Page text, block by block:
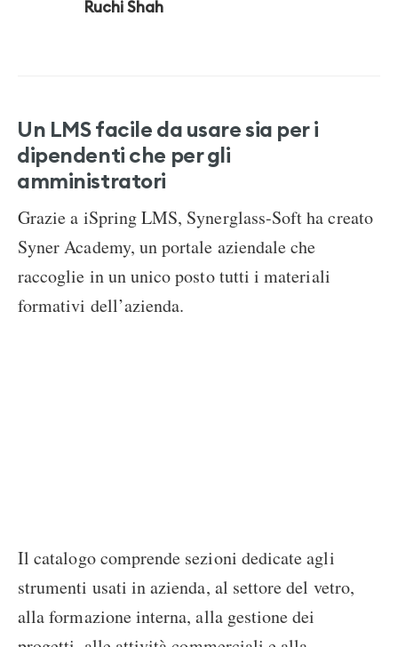
Ruchi Shah
Un LMS facile da usare sia per i
dipendenti che per gli
amministratori
Grazie a iSpring LMS, Synerglass-Soft ha creato
Syner Academy, un portale aziendale che
raccoglie in un unico posto tutti i materiali
formativi dell’azienda.
Il catalogo comprende sezioni dedicate agli
strumenti usati in azienda, al settore del vetro,
alla formazione interna, alla gestione dei